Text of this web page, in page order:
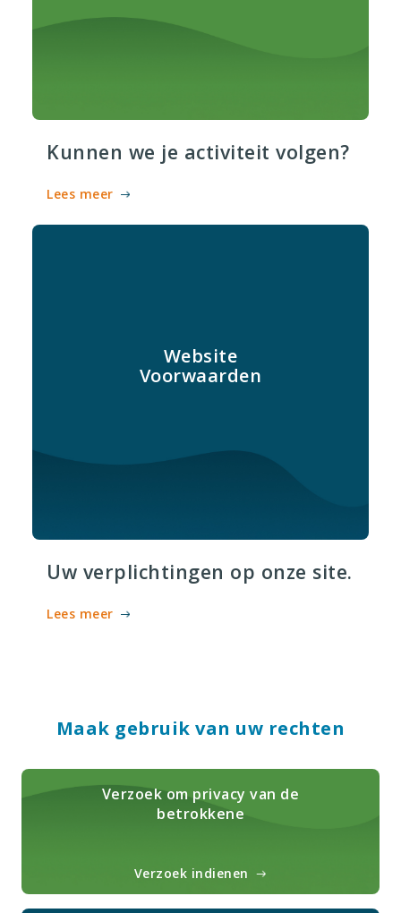
Kunnen we je activiteit volgen?
Lees meer
Website
Voorwaarden
Uw verplichtingen op onze site.
Lees meer
Maak gebruik van uw rechten
Verzoek om privacy van de
betrokkene
Verzoek indienen